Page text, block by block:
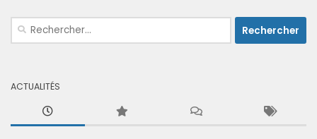
Rechercher :
ACTUALITÉS